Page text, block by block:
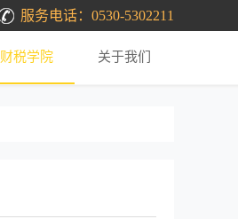
服务电话：0530-5302211
财税学院 关于我们